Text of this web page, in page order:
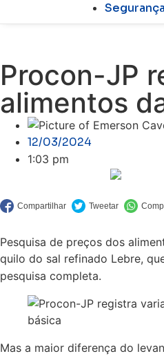
Procon-JP
alimentos
12/03/2024
1:03 pm
Pesquisa de preços dos
quilo do sal refinado Lebre,
pesquisa completa.
Mas a maior diferença do